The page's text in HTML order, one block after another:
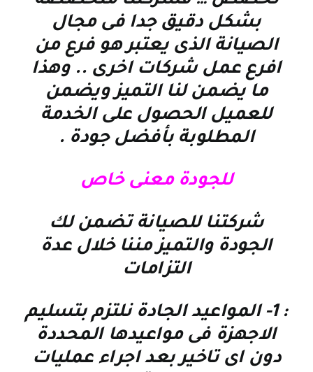
بشكل دقيق جدا فى مجال
الصيانة الذى يعتبر هو فرع من
افرع عمل شركات اخرى .. وهذا
ما يضمن لنا التميز ويضمن
للعميل الحصول على الخدمة
المطلوبة بأفضل جودة .
للجودة معنى خاص
شركتنا للصيانة تضمن لك
الجودة والتميز مننا خلال عدة
التزامات
: 1-
المواعيد الجادة نلتزم بتسليم
الاجهزة فى مواعيدها المحددة
دون اى تاخير بعد اجراء عمليات